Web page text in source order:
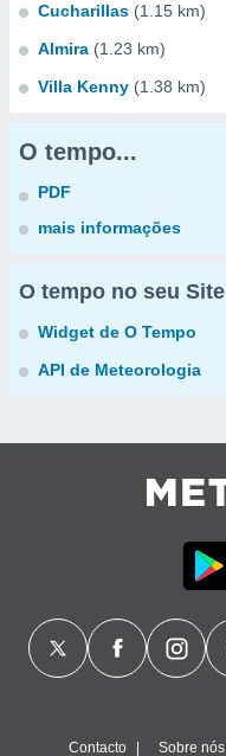
Cucharillas (1.15 km)
Almira (1.23 km)
Villa Kenny (1.38 km)
O tempo...
PDF
mais informações
O tempo no seu Site
Widget de O Tempo
API de Meteorologia
Contacto Sobre nós